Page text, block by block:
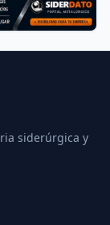
siderúrgica y